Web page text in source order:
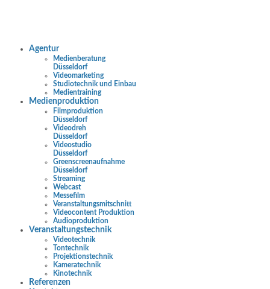
Agentur
Medienberatung
Düsseldorf
Videomarketing
Studiotechnik und Einbau
Medientraining
Medienproduktion
Filmproduktion
Düsseldorf
Videodreh
Düsseldorf
Videostudio
Düsseldorf
Greenscreenaufnahme
Düsseldorf
Streaming
Webcast
Messefilm
Veranstaltungsmitschnitt
Videocontent Produktion
Audioproduktion
Veranstaltungstechnik
Videotechnik
Tontechnik
Projektionstechnik
Kameratechnik
Kinotechnik
Referenzen